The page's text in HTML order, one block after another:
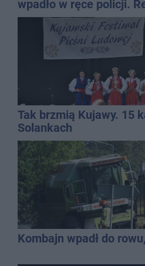
wpadło w ręce policji.
promila
Tak brzmią Kujawy. 15
Solankach
Kombajn wpadł do